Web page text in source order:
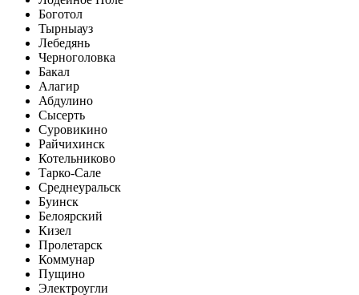
Боготол
Тырныауз
Лебедянь
Черноголовка
Бакал
Алагир
Абдулино
Сысерть
Суровикино
Райчихинск
Котельниково
Тарко-Сале
Среднеуральск
Буинск
Белоярский
Кизел
Пролетарск
Коммунар
Пущино
Электроугли